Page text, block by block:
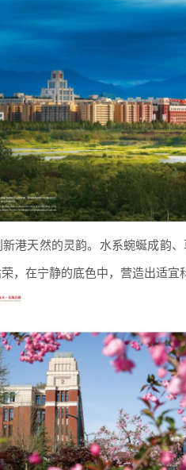
港天然的灵韵。水系蜿蜒成韵
，在宁静的底色中，营造出适宜